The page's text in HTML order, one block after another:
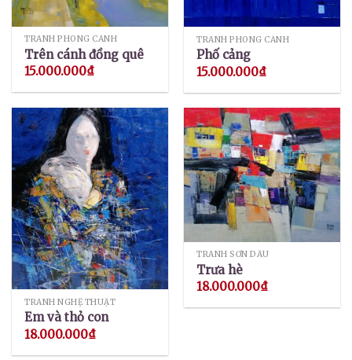
TRANH PHONG CẢNH
Trên cánh đồng quê
15.000.000₫
TRANH PHONG CẢNH
Phố cảng
15.000.000₫
TRANH NGHỆ THUẬT
Em và thỏ con
18.000.000₫
TRANH SƠN DẦU
Trưa hè
18.000.000₫